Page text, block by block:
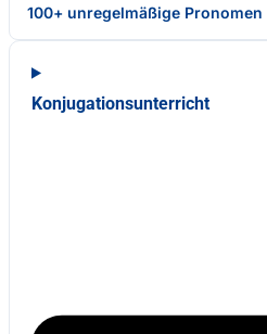
100+ unregelmäßige Pronomen
Konjugationsunterricht